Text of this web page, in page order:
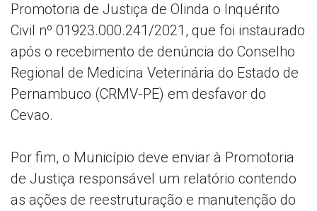
Promotoria de Justiça de Olinda o Inquérito
Civil nº 01923.000.241/2021, que foi instaurado
após o recebimento de denúncia do Conselho
Regional de Medicina Veterinária do Estado de
Pernambuco (CRMV-PE) em desfavor do
Cevao.
Por fim, o Município deve enviar à Promotoria
de Justiça responsável um relatório contendo
as ações de reestruturação e manutenção do